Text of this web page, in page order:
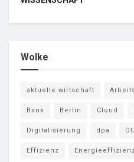
Wolke
aktuelle wirtschaft
Bank Berlin Cloud
Digitalisierung dpa
Effizienz